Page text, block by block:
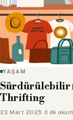
YAŞAM
Sürdürülebilir
Thrifting
23 Mart 2025 ·3 dk